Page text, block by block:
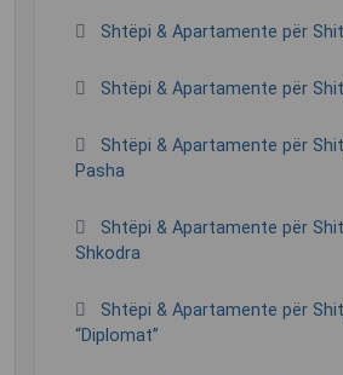
Shtëpi & Apartamente për
Shtëpi & Apartamente për
Shtëpi & Apartamente për
Pasha
Shtëpi & Apartamente për
Shkodra
Shtëpi & Apartamente për
“Diplomat”